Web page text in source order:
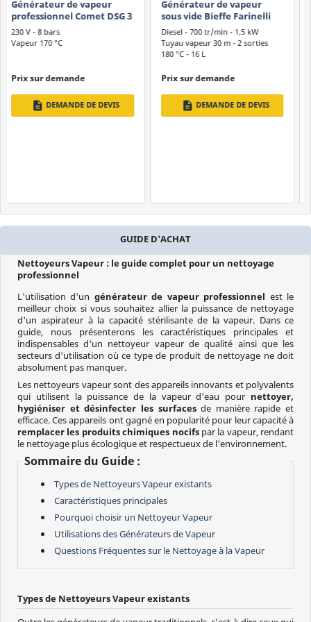
Générateur de vapeur
sous vide Bieffe Farinelli
BF602CL - BF4000 + kit de
nettoyage
Diesel - 700 tr/min - 1,5 kW
Tuyau vapeur 30 m - 2 sorties
Prix ​​sur demande
descriptionDEMANDE DE DEVIS
Polti FAV50 - Vaporetto
Multifloor 5 bars
190 AW - 2,45 kW
Filtre HEPA 13
Assainissement naturel
426,55 € 449,00 €
shopping_cartAJOUTEZ
GUIDE D'ACHAT
Nettoyeurs Vapeur : le guide complet pour un nettoyage
professionnel
L'utilisation d'un générateur de vapeur professionnel est le
meilleur choix si vous souhaitez allier la puissance de nettoyage
d'un aspirateur à la capacité stérilisante de la vapeur. Dans ce
guide, nous présenterons les caractéristiques principales et
indispensables d'un nettoyeur vapeur de qualité ainsi que les
secteurs d'utilisation où ce type de produit de nettoyage ne doit
absolument pas manquer.
Les nettoyeurs vapeur sont des appareils innovants et polyvalents
qui utilisent la puissance de la vapeur d'eau pour nettoyer,
hygiéniser et désinfecter les surfacesde manière rapide et
efficace. Ces appareils ont gagné en popularité pour leur capacité à
remplacer les produits chimiques nocifspar la vapeur, rendant
le nettoyage plus écologique et respectueux de l'environnement.
Sommaire du Guide :
Types de Nettoyeurs Vapeur existants
Caractéristiques principales
Pourquoi choisir un Nettoyeur Vapeur
Utilisations des Générateurs de Vapeur
Questions Fréquentes sur le Nettoyage à la Vapeur
Types de Nettoyeurs Vapeur existants